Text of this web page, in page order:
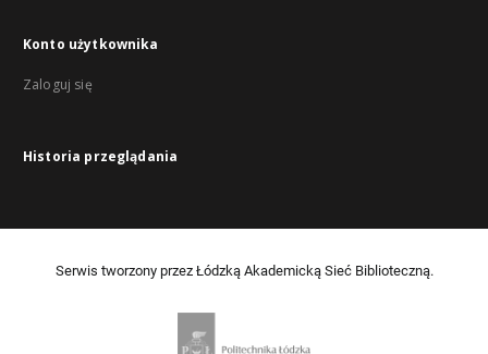
Konto użytkownika
Zaloguj się
Historia przeglądania
Serwis tworzony przez Łódzką Akademicką Sieć Biblioteczną.